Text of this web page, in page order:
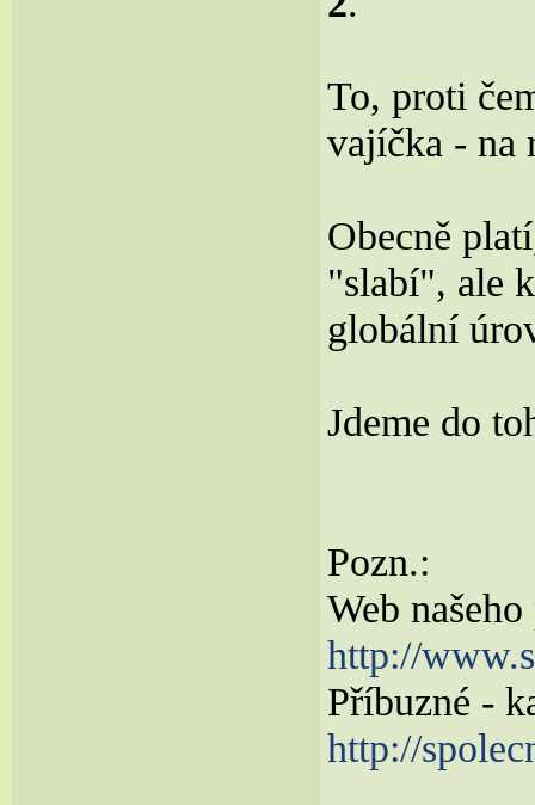
To, proti
vajíčka - na
Obecně
"slabí", ale
globální
Jdeme do
Pozn.:
Web
http://
Příbuzné -
http://